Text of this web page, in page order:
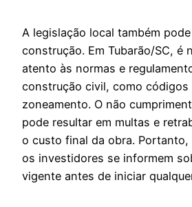
A legislação local também
construção. Em Tubarão/SC, é
atento às normas e
construção civil, como códigos
zoneamento. O não
pode resultar em multas e
o custo final da obra. Portanto,
os investidores se informem
vigente antes de iniciar